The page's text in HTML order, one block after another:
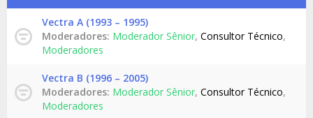
Vectra A (1993 – 1995)
Moderadores: Moderador Sênior, Consultor Técnico,
Moderadores
Vectra B (1996 – 2005)
Moderadores: Moderador Sênior, Consultor Técnico,
Moderadores